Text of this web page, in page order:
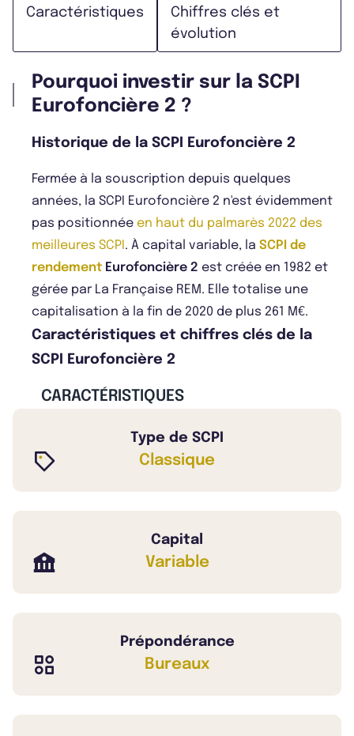
Caractéristiques
Chiffres clés et
évolution
Pourquoi investir sur la SCPI
Eurofoncière 2 ?
Historique de la SCPI Eurofoncière 2
Fermée à la souscription depuis quelques
années, la SCPI Eurofoncière 2 n'est évidemment
pas positionnée en haut du palmarès 2022 des
meilleures SCPI. À capital variable, la SCPI de
rendement Eurofoncière 2 est créée en 1982 et
gérée par La Française REM. Elle totalise une
capitalisation à la fin de 2020 de plus 261 M€.
Caractéristiques et chiffres clés de la
SCPI Eurofoncière 2
CARACTÉRISTIQUES
Type de SCPI
Classique
Capital
Variable
Prépondérance
Bureaux